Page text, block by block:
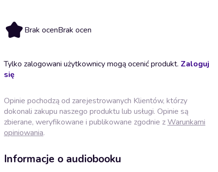
Brak ocenBrak ocen
Tylko zalogowani użytkownicy mogą ocenić produkt. Zaloguj
się
Opinie pochodzą od zarejestrowanych Klientów, którzy
dokonali zakupu naszego produktu lub usługi. Opinie są
zbierane, weryfikowane i publikowane zgodnie zWarunkami
opiniowania.
Informacje o audiobooku